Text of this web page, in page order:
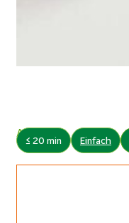
Autor:
≤ 20 min Einfach